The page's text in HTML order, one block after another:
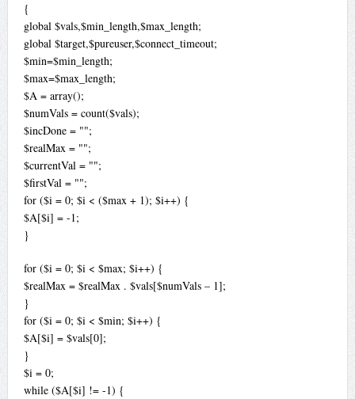
{
global $vals,$min_length,$max_length;
global $target,$pureuser,$connect_timeout;
$min=$min_length;
$max=$max_length;
$A = array();
$numVals = count($vals);
$incDone = "";
$realMax = "";
$currentVal = "";
$firstVal = "";
for ($i = 0; $i < ($max + 1); $i++) {
$A[$i] = -1;
}
for ($i = 0; $i < $max; $i++) {
$realMax = $realMax . $vals[$numVals – 1];
}
for ($i = 0; $i < $min; $i++) {
$A[$i] = $vals[0];
}
$i = 0;
while ($A[$i] != -1) {